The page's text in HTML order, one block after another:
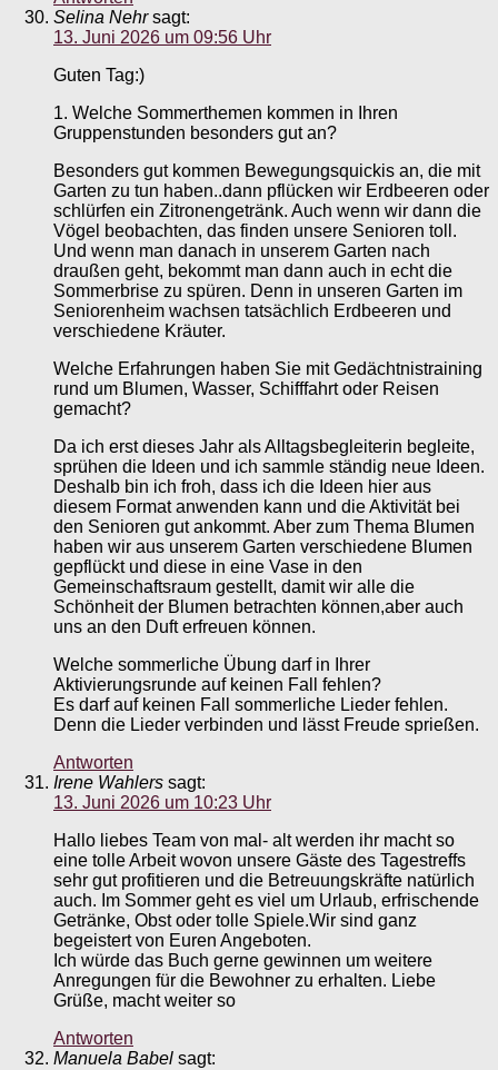
Selina Nehr sagt:
13. Juni 2026 um 09:56 Uhr
Guten Tag:)
1. Welche Sommerthemen kommen in Ihren
Gruppenstunden besonders gut an?
Besonders gut kommen Bewegungsquickis an, die mit
Garten zu tun haben..dann pflücken wir Erdbeeren oder
schlürfen ein Zitronengetränk. Auch wenn wir dann die
Vögel beobachten, das finden unsere Senioren toll.
Und wenn man danach in unserem Garten nach
draußen geht, bekommt man dann auch in echt die
Sommerbrise zu spüren. Denn in unseren Garten im
Seniorenheim wachsen tatsächlich Erdbeeren und
verschiedene Kräuter.
Welche Erfahrungen haben Sie mit Gedächtnistraining
rund um Blumen, Wasser, Schifffahrt oder Reisen
gemacht?
Da ich erst dieses Jahr als Alltagsbegleiterin begleite,
sprühen die Ideen und ich sammle ständig neue Ideen.
Deshalb bin ich froh, dass ich die Ideen hier aus
diesem Format anwenden kann und die Aktivität bei
den Senioren gut ankommt. Aber zum Thema Blumen
haben wir aus unserem Garten verschiedene Blumen
gepflückt und diese in eine Vase in den
Gemeinschaftsraum gestellt, damit wir alle die
Schönheit der Blumen betrachten können,aber auch
uns an den Duft erfreuen können.
Welche sommerliche Übung darf in Ihrer
Aktivierungsrunde auf keinen Fall fehlen?
Es darf auf keinen Fall sommerliche Lieder fehlen.
Denn die Lieder verbinden und lässt Freude sprießen.
Antworten
Irene Wahlers sagt:
13. Juni 2026 um 10:23 Uhr
Hallo liebes Team von mal- alt werden ihr macht so
eine tolle Arbeit wovon unsere Gäste des Tagestreffs
sehr gut profitieren und die Betreuungskräfte natürlich
auch. Im Sommer geht es viel um Urlaub, erfrischende
Getränke, Obst oder tolle Spiele.Wir sind ganz
begeistert von Euren Angeboten.
Ich würde das Buch gerne gewinnen um weitere
Anregungen für die Bewohner zu erhalten. Liebe
Grüße, macht weiter so
Antworten
Manuela Babel sagt: